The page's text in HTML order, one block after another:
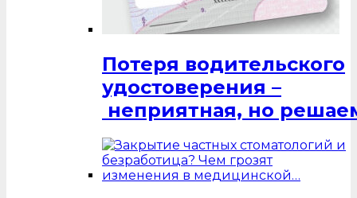
Потеря водительского
удостоверения –
неприятная, но